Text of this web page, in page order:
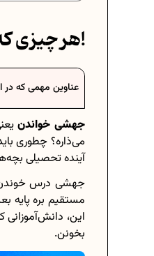
هر چیزی که باید برای جهشی خواندن بدونین!
عناوین مهمی که در
جهشی خواندن
می‌ذاره؟ چطوری
آینده تحصیلی
جهشی درس خوندن
مستقیم بره پایه
این،
بخونن.